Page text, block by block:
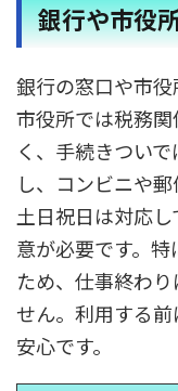
銀行や市役
銀行の窓口や市役
市役所では税務
く、手続きつい
し、コンビニや
土日祝日は対応
意が必要です。
ため、仕事終わ
せん。利用する
安心です。